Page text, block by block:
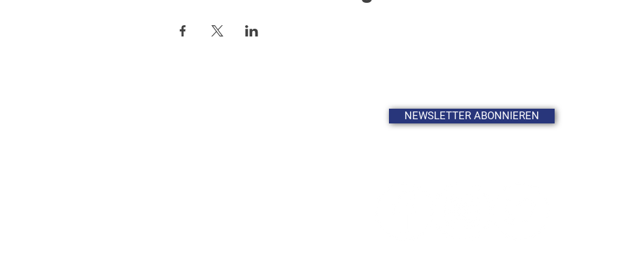
NEWSLETTER ABONNIEREN